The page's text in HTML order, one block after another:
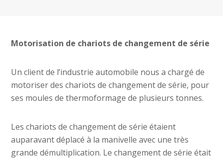
Motorisation de chariots de changement de série
Un client de l’industrie automobile nous a chargé de
motoriser des chariots de changement de série, pour
ses moules de thermoformage de plusieurs tonnes.
Les chariots de changement de série étaient
auparavant déplacé à la manivelle avec une très
grande démultiplication. Le changement de série était